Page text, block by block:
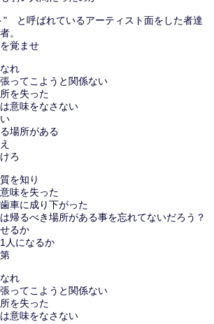
" と呼ばれているアーティスト面をした者達
。
覚ませ
れ
ってこようと関係ない
を失った
意味をなさない
場所がある
ろ
を知り
味を失った
車に成り下がった
帰るべき場所がある事を忘れてないだろう？
るか
人になるか
れ
ってこようと関係ない
を失った
意味をなさない